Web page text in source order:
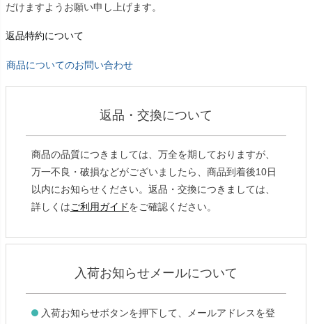
だけますようお願い申し上げます。
返品特約について
商品についてのお問い合わせ
返品・交換について
商品の品質につきましては、万全を期しておりますが、
万一不良・破損などがございましたら、商品到着後10日
以内にお知らせください。返品・交換につきましては、
詳しくはご利用ガイドをご確認ください。
入荷お知らせメールについて
入荷お知らせボタンを押下して、メールアドレスを登